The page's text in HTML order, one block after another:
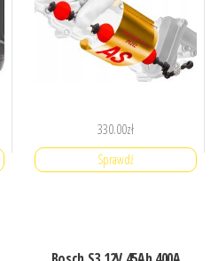
330.00zł
Sprawdź